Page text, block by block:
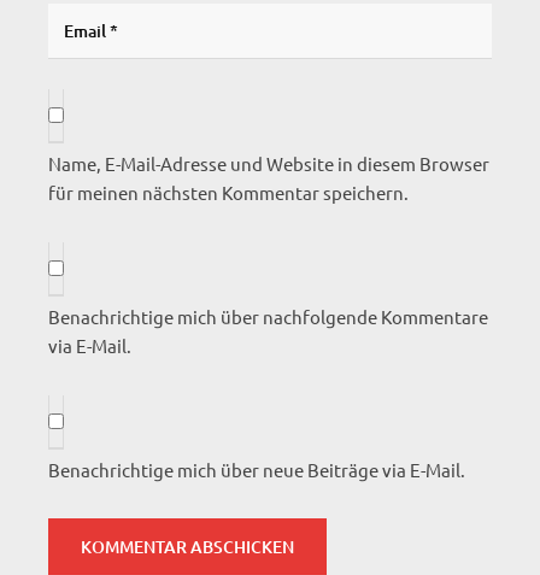
Name, E-Mail-Adresse und Website in diesem Browser
für meinen nächsten Kommentar speichern.
Benachrichtige mich über nachfolgende Kommentare
via E-Mail.
Benachrichtige mich über neue Beiträge via E-Mail.